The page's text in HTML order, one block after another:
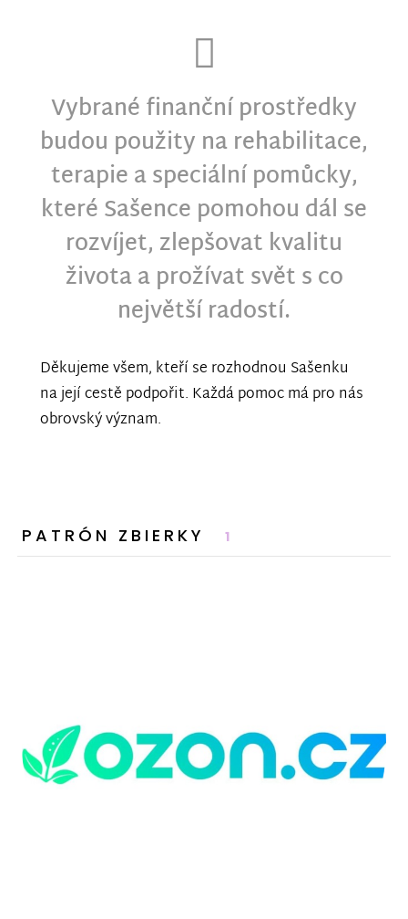
Vybrané finanční prostředky
budou použity na rehabilitace,
terapie a speciální pomůcky,
které Sašence pomohou dál se
rozvíjet, zlepšovat kvalitu
života a prožívat svět s co
největší radostí.
Děkujeme všem, kteří se rozhodnou Sašenku
na její cestě podpořit. Každá pomoc má pro nás
obrovský význam.
PATRÓN ZBIERKY 1